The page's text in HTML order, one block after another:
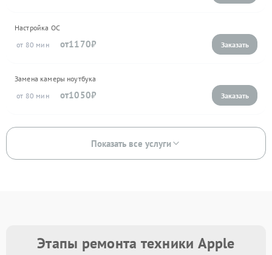
Настройка ОС
80
1170
Замена камеры ноутбука
80
1050
Показать все услуги
Этапы ремонта техники Apple